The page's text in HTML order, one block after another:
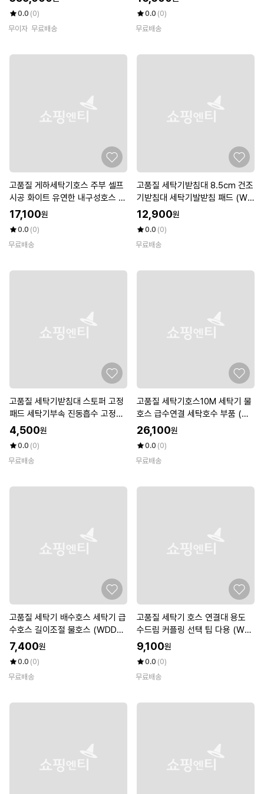
0.0 (0)
무이자 무료배송
0.0 (0)
무료배송
고품질 게하세탁기호스 주부 셀프
시공 화이트 유연한 내구성호스 2
m (WFKBBMD)
17,100원
0.0 (0)
무료배송
고품질 세탁기받침대 8.5cm 건조
기받침대 세탁기발받침 패드 (W8
6558B)
12,900원
0.0 (0)
무료배송
고품질 세탁기받침대 스토퍼 고정
패드 세탁기부속 진동흡수 고정패
드 (W99EC41)
4,500원
0.0 (0)
무료배송
고품질 세탁기호스10M 세탁기 물
호스 급수연결 세탁호수 부품 (W
492429)
26,100원
0.0 (0)
무료배송
고품질 세탁기 배수호스 세탁기 급
수호스 길이조절 물호스 (WDD0
ABB)
7,400원
0.0 (0)
무료배송
고품질 세탁기 호스 연결대 용도
수드림 커플링 선택 팁 다용 (WF
HL0B8)
9,100원
0.0 (0)
무료배송